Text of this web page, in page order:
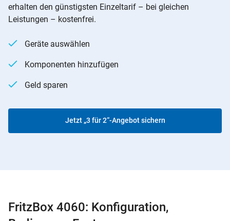
erhalten den günstigsten Einzeltarif – bei gleichen
Leistungen – kostenfrei.
Geräte auswählen
Komponenten hinzufügen
Geld sparen
Jetzt „3 für 2“-Angebot sichern
FritzBox 4060: Konfiguration,